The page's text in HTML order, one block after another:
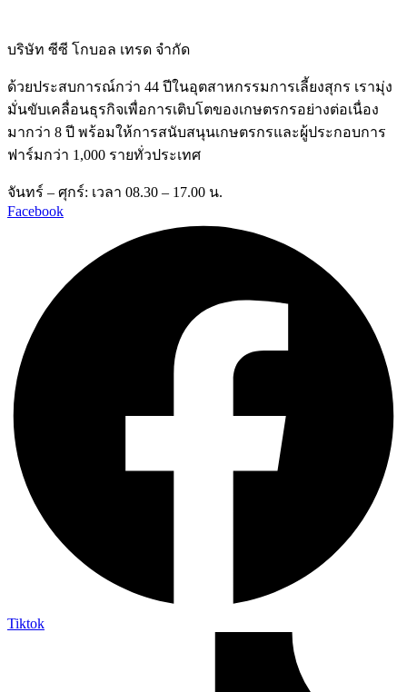
บริษัท ซีซี โกบอล เทรด จำกัด
ด้วยประสบการณ์กว่า 44 ปีในอุตสาหกรรมการเลี้ยงสุกร เรามุ่ง
มั่นขับเคลื่อนธุรกิจเพื่อการเติบโตของเกษตรกรอย่างต่อเนื่อง
มากว่า 8 ปี พร้อมให้การสนับสนุนเกษตรกรและผู้ประกอบการ
ฟาร์มกว่า 1,000 รายทั่วประเทศ
จันทร์ – ศุกร์: เวลา 08.30 – 17.00 น.
Facebook
Tiktok